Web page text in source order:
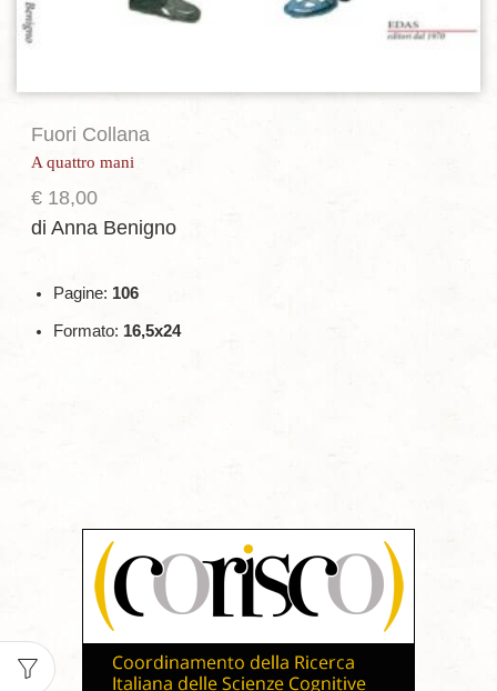
Fuori Collana
A quattro mani
€ 18,00
di Anna Benigno
Pagine: 106
Formato: 16,5x24